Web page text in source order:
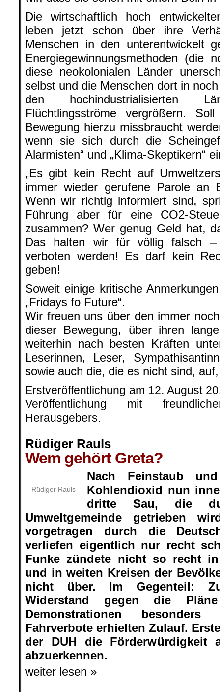
Die wirtschaftlich hoch
leben jetzt schon über ihre
Menschen in den unterentwickelt
Energiegewinnungsmethoden (die
diese neokolonialen Länder
selbst und die Menschen dort in
den hochindustrialisierten
Flüchtlingsströme vergrößern. Soll
Bewegung hierzu missbraucht
wenn sie sich durch die
Alarmisten“ und „Klima-Skeptikern“
„Es gibt kein Recht auf
immer wieder gerufene Parole an
Wenn wir richtig informiert sind,
Führung aber für eine CO2-
zusammen? Wer genug Geld hat,
Das halten wir für völlig falsch –
verboten werden! Es darf kein
geben!
Soweit einige kritische
„Fridays fo Future“.
Wir freuen uns über den immer
dieser Bewegung, über ihren
weiterhin nach besten Kräften
Leserinnen, Leser,
sowie auch die, die es nicht sind,
Erstveröffentlichung am 12. August
Veröffentlichung mit
Herausgebers.
Rüdiger Rauls
Wem gehört Greta?
Rüdiger Rauls
Nach Feinstaub
Kohlendioxid nun
dritte Sau, die
Umweltgemeinde getrieben
vorgetragen durch die
verliefen eigentlich nur recht
Funke zündete nicht so recht
und in weiten Kreisen der
nicht über. Im Gegenteil:
Widerstand gegen die
Demonstrationen
Fahrverbote erhielten Zulauf.
der DUH die Förderwürdigkeit
abzuerkennen.
weiter lesen »